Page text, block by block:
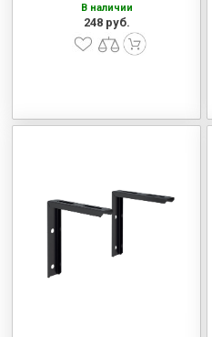
В наличии
248 руб.